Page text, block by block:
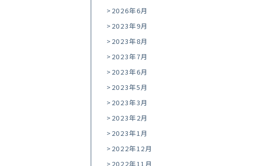
2026年6月
2023年9月
2023年8月
2023年7月
2023年6月
2023年5月
2023年3月
2023年2月
2023年1月
2022年12月
2022年11月